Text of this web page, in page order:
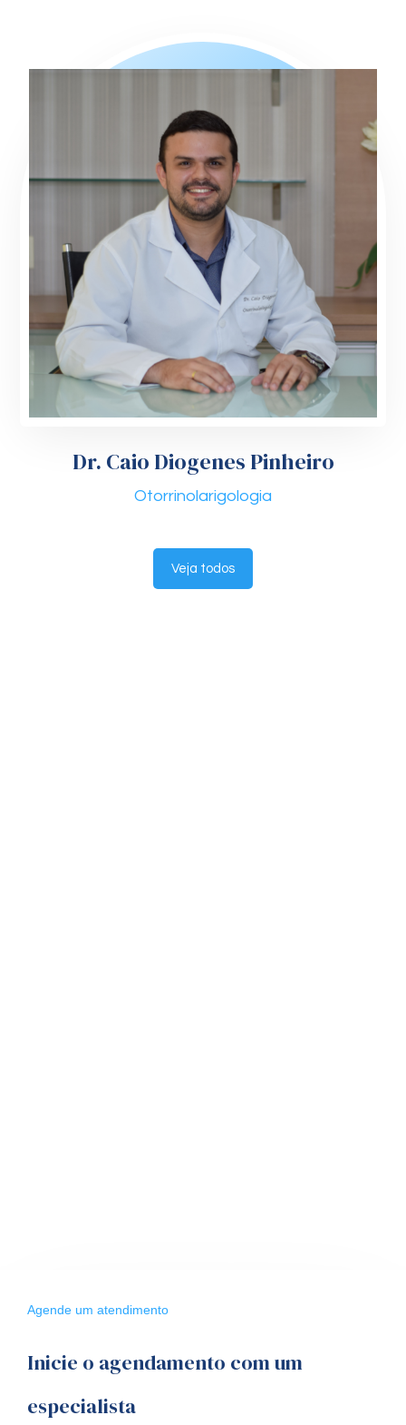
Dr. Caio Diogenes Pinheiro
Otorrinolarigologia
Veja todos
Agende um atendimento
Inicie o agendamento com um
especialista